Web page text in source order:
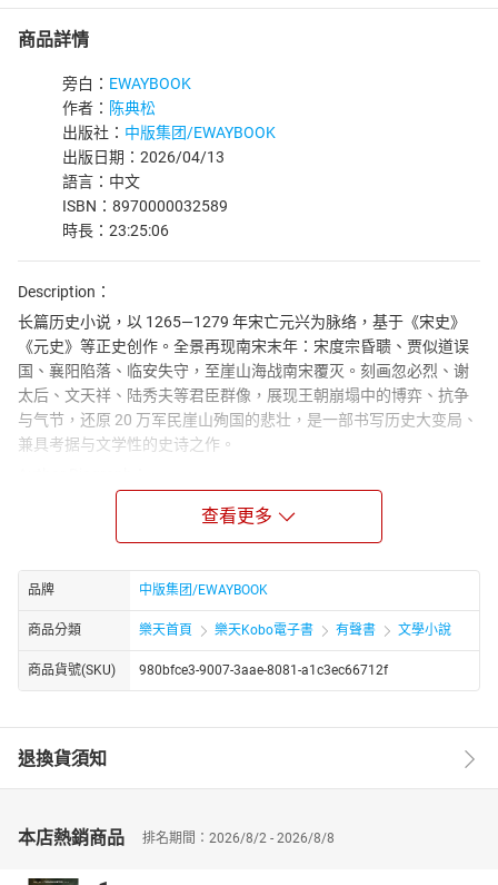
商品詳情
旁白： EWAYBOOK
作者： 陈典松
出版社： 中版集团/EWAYBOOK
出版日期：2026/04/13
語言：中文
ISBN：8970000032589
時長：23:25:06
Description：
长篇历史小说，以 1265—1279 年宋亡元兴为脉络，基于《宋史》
《元史》等正史创作。全景再现南宋末年：宋度宗昏聩、贾似道误
国、襄阳陷落、临安失守，至崖山海战南宋覆灭。刻画忽必烈、谢
太后、文天祥、陆秀夫等君臣群像，展现王朝崩塌中的博弈、抗争
与气节，还原 20 万军民崖山殉国的悲壮，是一部书写历史大变局、
兼具考据与文学性的史诗之作。
陈典松，历史题材作家，深耕宋史研究，擅长以严谨史料为基础创
作历史小说。注重史实考据与场景复原，作品兼具文学性与历史厚
史，以宋度宗登基至崖山海战为脉络，刻画南宋末年君臣博弈、战
场风云与文人风骨，还原王朝覆灭的悲壮历程。
查看更多
品牌 中版集团/EWAYBOOK
商品分類 樂天首頁 樂天Kobo電子書 有聲書 文學小說
商品貨號(SKU) 980bfce3-9007-3aae-8081-a1c3ec66712f
退換貨須知
本店熱銷商品 排名期間：2026/8/2 - 2026/8/8